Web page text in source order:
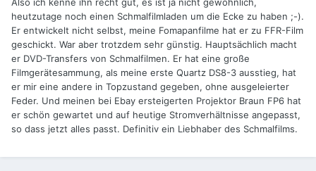
Also ich kenne ihn recht gut, es ist ja nicht gewöhnlich,
heutzutage noch einen Schmalfilmladen um die Ecke zu haben ;-).
Er entwickelt nicht selbst, meine Fomapanfilme hat er zu FFR-Film
geschickt. War aber trotzdem sehr günstig. Hauptsächlich macht
er DVD-Transfers von Schmalfilmen. Er hat eine große
Filmgerätesammung, als meine erste Quartz DS8-3 ausstieg, hat
er mir eine andere in Topzustand gegeben, ohne ausgeleierter
Feder. Und meinen bei Ebay ersteigerten Projektor Braun FP6 hat
er schön gewartet und auf heutige Stromverhältnisse angepasst,
so dass jetzt alles passt. Definitiv ein Liebhaber des Schmalfilms.